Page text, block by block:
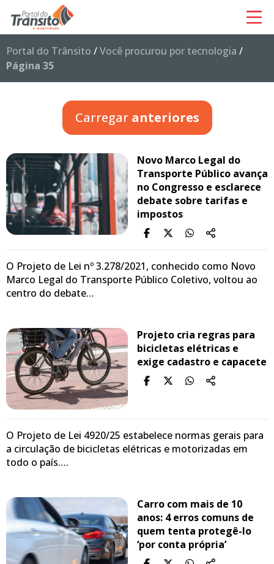
Portal do Trânsito /Você procurou por tecnologia /
Página 35
Carregar anteriores
Novo Marco Legal do
Transporte Público avança
no Congresso e esclarece
debate sobre tarifas e
impostos
O Projeto de Lei nº 3.278/2021, conhecido como Novo
Marco Legal do Transporte Público Coletivo, voltou ao
centro do debate…
Projeto cria regras para
bicicletas elétricas e
exige cadastro e capacete
O Projeto de Lei 4920/25 estabelece normas gerais para
a circulação de bicicletas elétricas e motorizadas em
todo o país….
Carro com mais de 10
anos: 4 erros comuns de
quem tenta protegê-lo
‘por conta própria’